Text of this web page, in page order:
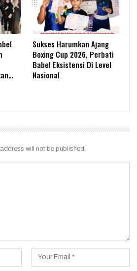
Sukses Harumkan Ajang
Boxing Cup 2026, Perbati
Babel Eksistensi Di Level
Nasional
will not be published.